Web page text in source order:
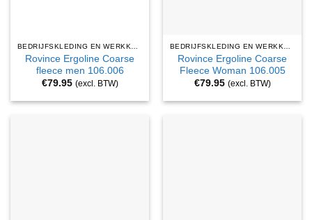
Rovince Ergoline Coarse
fleece men 106.006
€79.95 (excl. BTW)
Rovince Ergoline Coarse
Fleece Woman 106.005
€79.95 (excl. BTW)